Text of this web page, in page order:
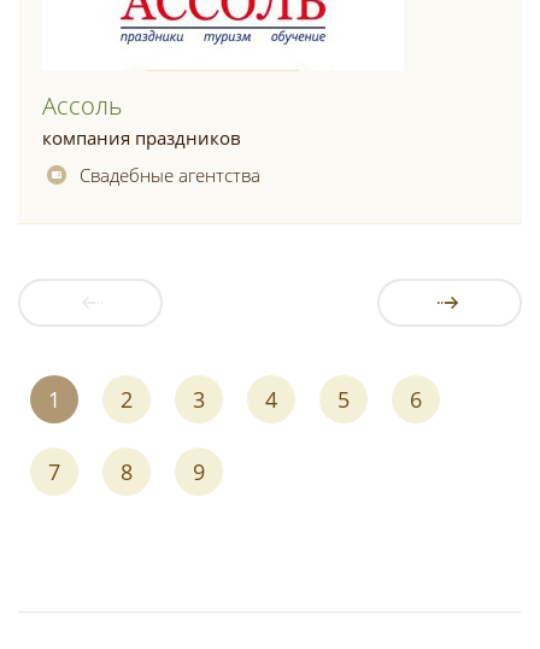
Ассоль
компания праздников
Свадебные агентства
1 2 3 4 5 6
7 8 9